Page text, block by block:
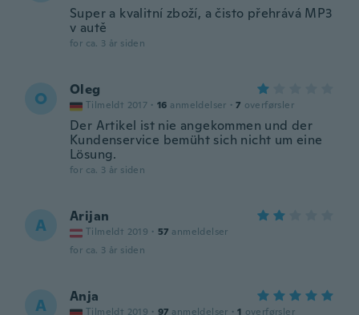
Super a kvalitní zboží, a čisto přehrává MP3
v autě
for ca. 3 år siden
O Oleg
Tilmeldt 2017 · 16 anmeldelser · 7 overførsler
Der Artikel ist nie angekommen und der
Kundenservice bemüht sich nicht um eine
Lösung.
for ca. 3 år siden
A Arijan
Tilmeldt 2019 · 57 anmeldelser
for ca. 3 år siden
A Anja
Tilmeldt 2019 · 97 anmeldelser · 1 overførsler